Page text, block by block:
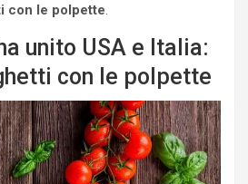
con le polpette.
unito USA e Italia:
con le polpette